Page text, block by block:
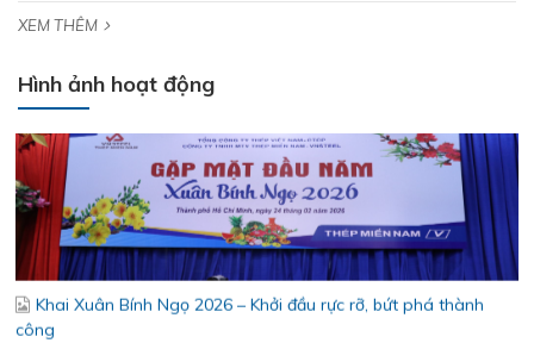
XEM THÊM
Hình ảnh hoạt động
Khai Xuân Bính Ngọ 2026 – Khởi đầu rực rỡ, bứt phá thành
công